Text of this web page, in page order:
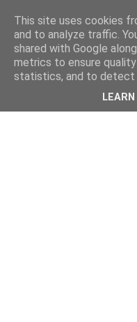
This site uses cookies
and to analyze traffic.
shared with Google
metrics to ensure
statistics, and to detect